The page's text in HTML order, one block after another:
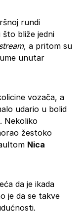
rundi
što bliže jedni
, a pritom su
unutar
vozača, a
udario u bolid
. Nekoliko
žestoko
Nica
da je ikada
je da se takve